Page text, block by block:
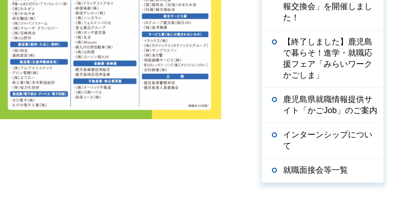
報交換会」を開催しまし
た！
【終了しました】鹿児島
で暮らそ！進学・就職応
援フェア「みらいワーク
かごしま」
鹿児島県就職情報提供サ
イト「かごJob」のご案内
インターンシップについ
て
就職面接会等一覧